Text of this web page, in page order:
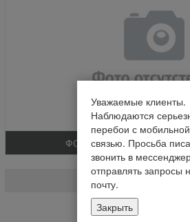
ФОТО
Отсекатель
019.14.02.040
Нет в наличии
Уважаемые клиенты.
Наблюдаются
перебои с мобильной
связью. Просьба
звонить в
отправлять запросы
почту.
Закрыть